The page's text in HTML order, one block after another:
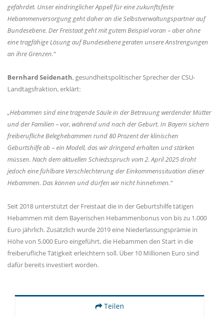
gefährdet. Unser eindringlicher Appell für eine zukunftsfeste
Hebammenversorgung geht daher an die Selbstverwaltungspartner auf
Bundesebene. Der Freistaat geht mit gutem Beispiel voran – aber ohne
eine tragfähige Lösung auf Bundesebene geraten unsere Anstrengungen
an ihre Grenzen.“
Bernhard Seidenath, gesundheitspolitischer Sprecher der CSU-
Landtagsfraktion, erklärt:
Hebammen sind eine tragende Säule in der Betreuung werdender Mütter
und der Familien – vor, während und nach der Geburt. In Bayern sichern
freiberufliche Beleghebammen rund 80 Prozent der klinischen
Geburtshilfe ab – ein Modell, das wir dringend erhalten und stärken
müssen. Nach dem aktuellen Schiedsspruch vom 2. April 2025 droht
jedoch eine fühlbare Verschlechterung der Einkommenssituation dieser
Hebammen. Das können und dürfen wir nicht hinnehmen.“
Seit 2018 unterstützt der Freistaat die in der Geburtshilfe tätigen
Hebammen mit dem Bayerischen Hebammenbonus von bis zu 1.000
Euro jährlich. Zusätzlich wurde 2019 eine Niederlassungsprämie in
Höhe von 5.000 Euro eingeführt, die Hebammen den Start in die
freiberufliche Tätigkeit erleichtern soll. Über 10 Millionen Euro sind
dafür bereits investiert worden.
Teilen